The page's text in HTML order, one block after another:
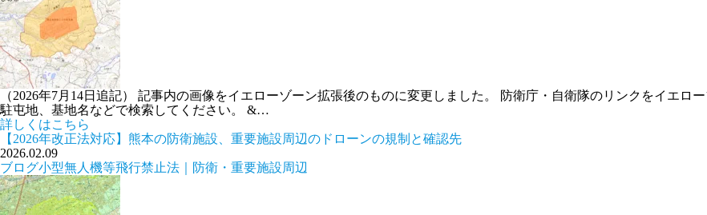
（2026年7月14日追記） 記事内の画像をイエローゾーン拡張後のものに変更しました。 防衛庁・自衛隊のリンクをイエロ
駐屯地、基地名などで検索してください。 &…
詳しくはこちら
【2026年改正法対応】熊本の防衛施設、重要施設周辺のドローンの規制と確認先
2026.02.09
ブログ小型無人機等飛行禁止法｜防衛・重要施設周辺